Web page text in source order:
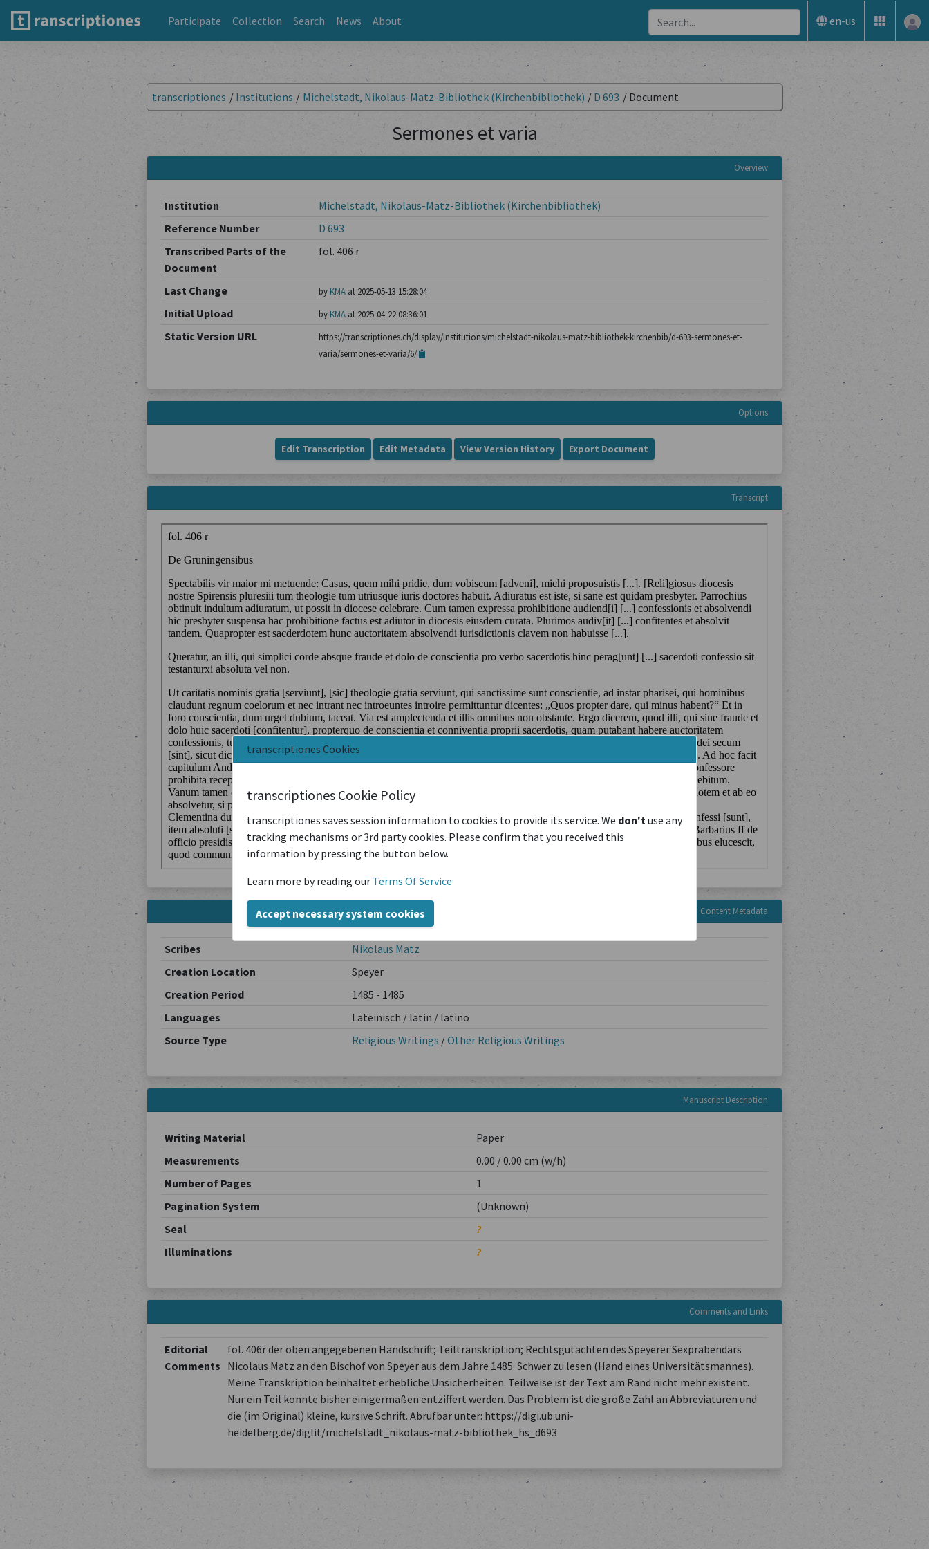
Participate Collection Search News About en-us
transcriptiones Cookies
transcriptiones Cookie Policy
transcriptiones saves session information to cookies to provide its service. We don't use any
tracking mechanisms or 3rd party cookies. Please confirm that you received this
information by pressing the button below.
Learn more by reading our Terms Of Service
Accept necessary system cookies
transcriptiones / Institutions / Michelstadt, Nikolaus-Matz-Bibliothek (Kirchenbibliothek) / D 693 / Document
Sermones et varia
Overview
Institution
Michelstadt, Nikolaus-Matz-Bibliothek (Kirchenbibliothek)
Reference Number
D 693
Transcribed Parts of the
Document
fol. 406 r
Last Change by KMAat 2025-05-13 15:28:04
Initial Upload by KMAat 2025-04-22 08:36:01
Static Version URL
https://transcriptiones.ch/display/institutions/michelstadt-nikolaus-matz-bibliothek-kirchenbib/d-693-sermones-et-
varia/sermones-et-varia/6/
Options
Edit Transcription Edit Metadata View Version History Export Document
Transcript
Content Metadata
Scribes
Nikolaus Matz
Creation Location
Speyer
Creation Period
1485 - 1485
Languages
Lateinisch / latin / latino
Source Type
Religious Writings /Other Religious Writings
Manuscript Description
Writing Material
Paper
Measurements
0.00 / 0.00 cm (w/h)
Number of Pages
1
Pagination System
(Unknown)
Seal
?
Illuminations
?
Comments and Links
Editorial
Comments
fol. 406r der oben angegebenen Handschrift; Teiltranskription; Rechtsgutachten des Speyerer Sexpräbendars
Nicolaus Matz an den Bischof von Speyer aus dem Jahre 1485. Schwer zu lesen (Hand eines Universitätsmannes).
Meine Transkription beinhaltet erhebliche Unsicherheiten. Teilweise ist der Text am Rand nicht mehr existent.
Nur ein Teil konnte bisher einigermaßen entziffert werden. Das Problem ist die große Zahl an Abbreviaturen und
die (im Original) kleine, kursive Schrift. Abrufbar unter: https://digi.ub.uni-
heidelberg.de/diglit/michelstadt_nikolaus-matz-bibliothek_hs_d693